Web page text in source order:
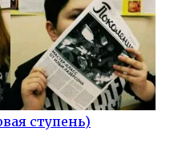
ступень)